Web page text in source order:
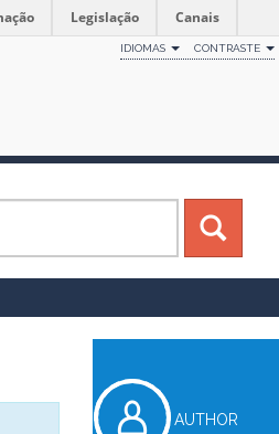
Legislação Canais
IDIOMAS CONTRASTE
AUTHOR